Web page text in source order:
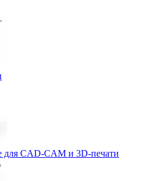
для CAD-CAM и 3D-печати